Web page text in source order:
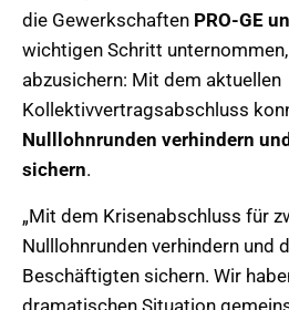
die Gewerkschaften PRO-GE
wichtigen Schritt
abzusichern: Mit dem aktuellen
Kollektivvertragsabschluss
Nulllohnrunden verhindern
sichern.
„Mit dem Krisenabschluss für
Nulllohnrunden verhindern und
Beschäftigten sichern. Wir
dramatischen Situation